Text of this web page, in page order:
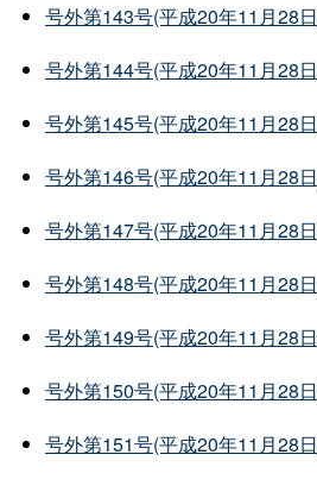
号外第143号(平成20年11月28
号外第144号(平成20年11月28
号外第145号(平成20年11月28
号外第146号(平成20年11月28
号外第147号(平成20年11月28
号外第148号(平成20年11月28
号外第149号(平成20年11月28
号外第150号(平成20年11月28
号外第151号(平成20年11月28